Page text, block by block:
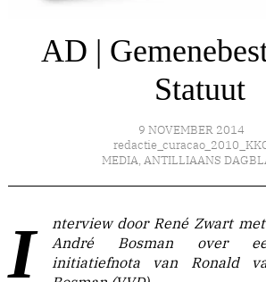
AD |
Statuut
9 NOVEMBER 2014
MEDIA, ANTILLIAANS
Interview door René Zwart met Tweede Kamerlid
André Bosman over
initiatiefnota van Ronald